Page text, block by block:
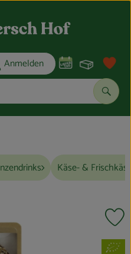
Anmelden
oder
Bio-Kochkisten
Käse- &
, Verband: